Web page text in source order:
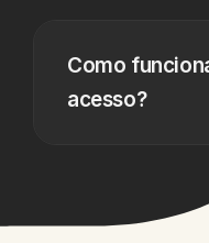
Como
acesso?